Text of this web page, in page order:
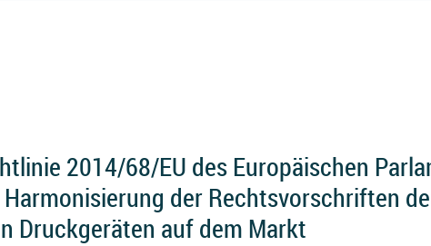
2014/68/EU des Europäischen
der Rechtsvorschriften
Druckgeräten auf dem Markt